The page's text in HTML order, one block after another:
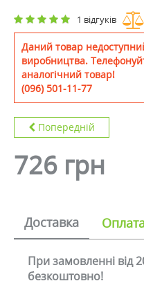
1 відгуків
Даний товар
виробництва.
аналогічний товар!
(096) 501-11-77
Попередній
726 грн
Доставка
При замовленні від
безкоштовно!